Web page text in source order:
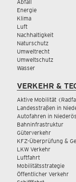
Abfall
Energie
Klima
Luft
Nachhaltigkeit
Naturschutz
Umweltrecht
Umweltschutz
Wasser
VERKEHR &
Aktive Mobilität
Landesstraßen in
Autofahren in
Bahninfrastruktur
Güterverkehr
KFZ-Überprüfung &
LKW Verkehr
Luftfahrt
Mobilitätsstrategie
Öffentlicher Verkehr